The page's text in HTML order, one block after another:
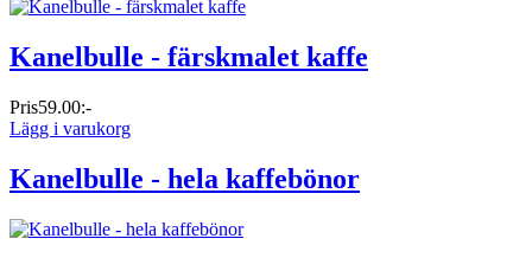
Kanelbulle - färskmalet kaffe
Pris59.00:-
Lägg i varukorg
Kanelbulle - hela kaffebönor